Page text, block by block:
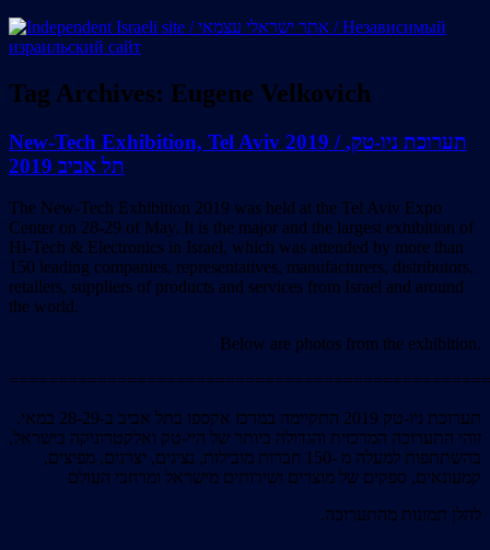
Tag Archives: Eugene Velkovich
New-Tech Exhibition, Tel Aviv 2019 / תערוכת ניו-טק,
תל אביב 2019
The New-Tech Exhibition 2019 was held at the Tel Aviv Expo
Center on 28-29 of May. It is the major and the largest exhibition of
Hi-Tech & Electronics in Israel, which was attended by more than
150 leading companies, representatives, manufacturers, distributors,
retailers, suppliers of products and services from Israel and around
the world.
Below are photos from the exhibition.
תערוכת ניו-טק 2019 התקיימה במרכז אקספו בתל אביב ב-28-29 במאי.
זוהי התערוכה המרכזית והגדולה ביותר של היי-טק ואלקטרוניקה בישראל,
בהשתתפות למעלה מ -150 חברות מובילות, נציגים, יצרנים, מפיצים,
קמעונאים, ספקים של מוצרים ושירותים מישראל ומרחבי העולם
.להלן תמונות מהתערוכה